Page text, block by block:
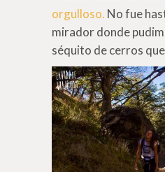
orgulloso. No fue
mirador donde
séquito de cerros